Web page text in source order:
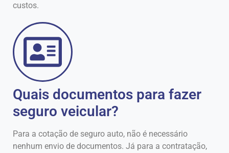
custos.
Quais documentos para fazer
seguro veicular?
Para a cotação de seguro auto, não é necessário
nenhum envio de documentos. Já para a contratação,